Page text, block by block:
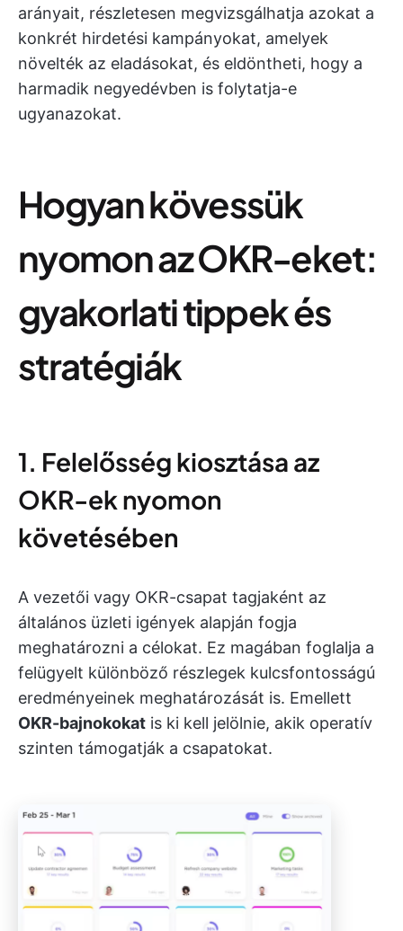
arányait, részletesen megvizsgálhatja azokat a
konkrét hirdetési kampányokat, amelyek
növelték az eladásokat, és eldöntheti, hogy a
harmadik negyedévben is folytatja-e
ugyanazokat.
Hogyan kövessük
nyomon az OKR-eket:
gyakorlati tippek és
stratégiák
1. Felelősség kiosztása az
OKR-ek nyomon
követésében
A vezetői vagy OKR-csapat tagjaként az
általános üzleti igények alapján fogja
meghatározni a célokat. Ez magában foglalja a
felügyelt különböző részlegek kulcsfontosságú
eredményeinek meghatározását is. Emellett
OKR-bajnokokat is ki kell jelölnie, akik operatív
szinten támogatják a csapatokat.